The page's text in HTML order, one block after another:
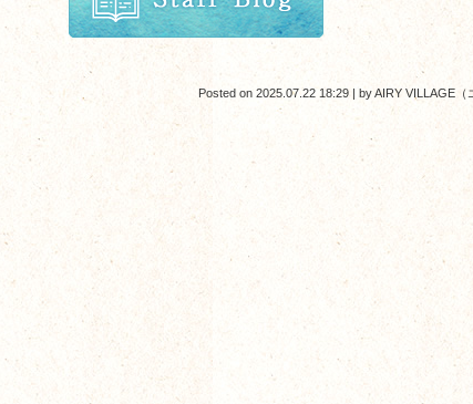
Posted on 2025.07.22 18:29 | byAIRY VILLAGE（